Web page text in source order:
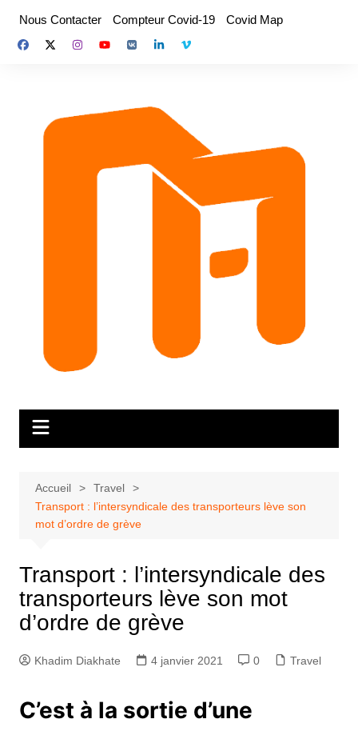
contenu
Nous Contacter Compteur Covid-19 Covid Map
Accueil
Travel
Transport : l’intersyndicale des transporteurs lève son
mot d’ordre de grève
Transport : l’intersyndicale des
transporteurs lève son mot
d’ordre de grève
Khadim Diakhate 4 janvier 2021 0 Travel
C’est à la sortie d’une